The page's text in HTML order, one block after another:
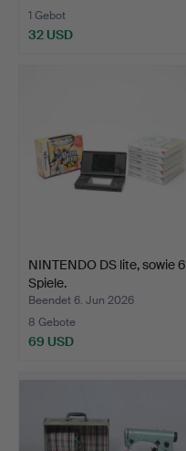
1 Gebot
32 USD
NINTENDO DS lite, sowie 6
Spiele.
Beendet 6. Jun 2026
8 Gebote
69 USD